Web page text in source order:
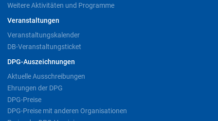
Weitere Aktivitäten und Programme
Veranstaltungen
Veranstaltungskalender
DB-Veranstaltungsticket
DPG-Auszeichnungen
Aktuelle Ausschreibungen
Ehrungen der DPG
DPG-Preise
DPG-Preise mit anderen Organisationen